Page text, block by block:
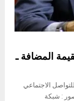
المضافة ـ
الاجتماعي
: شبكة